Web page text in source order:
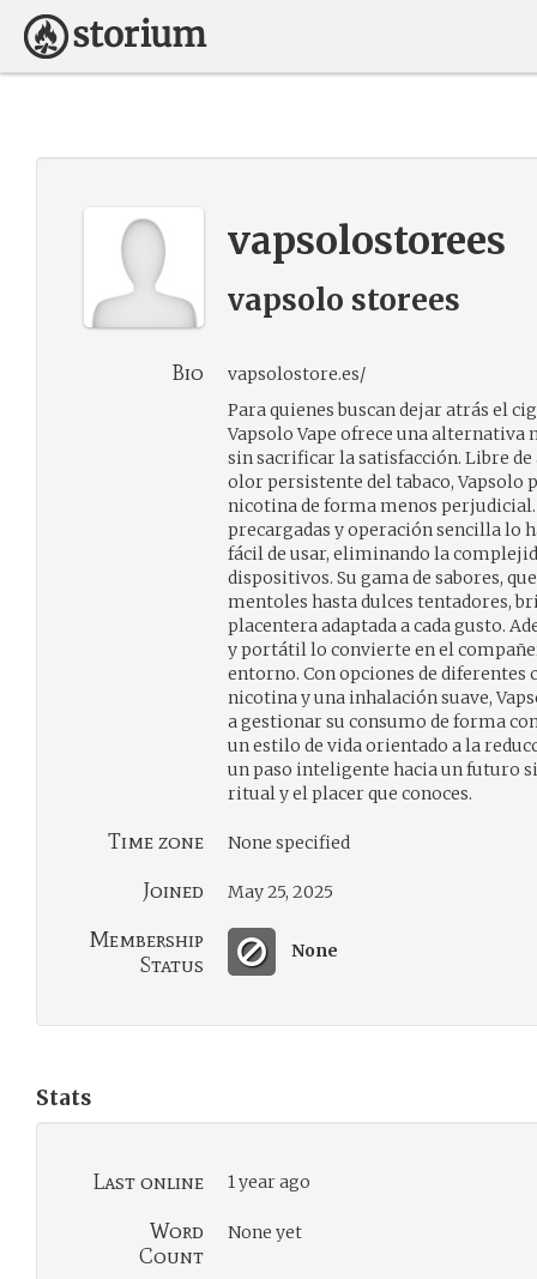
vapsolostorees
vapsolo storees
Bio
vapsolostore.es/
Para quienes buscan dejar atrás el
Vapsolo Vape ofrece una
sin sacrificar la satisfacción. Libre
olor persistente del tabaco, Vapsolo
nicotina de forma menos perjudicial.
precargadas y operación sencilla lo
fácil de usar, eliminando la
dispositivos. Su gama de sabores,
mentoles hasta dulces tentadores,
placentera adaptada a cada gusto.
y portátil lo convierte en el
entorno. Con opciones de diferentes
nicotina y una inhalación suave,
a gestionar su consumo de forma
un estilo de vida orientado a la
un paso inteligente hacia un futuro
ritual y el placer que conoces.
Time zone None specified
Joined May 25, 2025
Membership
Status
None
Stats
Last online 1 year ago
Word
Count
None yet